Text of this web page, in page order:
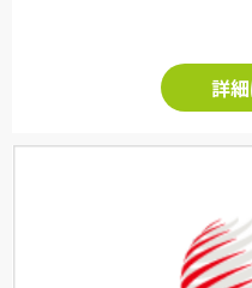
詳